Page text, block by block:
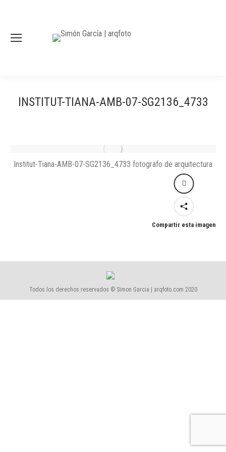
INSTITUT-TIANA-AMB-07-SG2136_4733
Institut-Tiana-AMB-07-SG2136_4733 fotografo de arquitectura
Compartir esta imagen
Todos los derechos reservados © Simon Garcia | arqfoto.com 2020